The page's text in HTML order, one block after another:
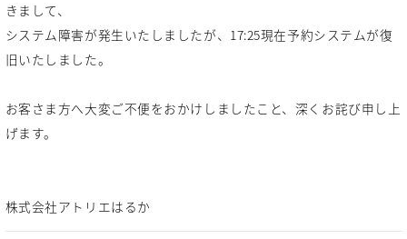
きまして、
システム障害が発生いたしましたが、17:25現在予約システムが復
旧いたしました。
お客さま方へ大変ご不便をおかけしましたこと、深くお詫び申し上
げます。
株式会社アトリエはるか